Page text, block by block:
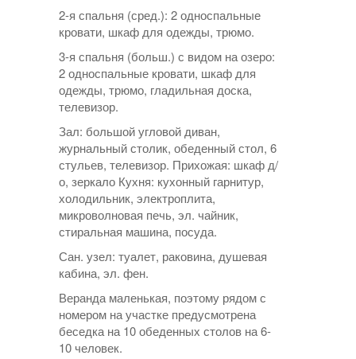
2-я спальня (сред.): 2 односпальные
кровати, шкаф для одежды, трюмо.
3-я спальня (больш.) с видом на озеро:
2 односпальные кровати, шкаф для
одежды, трюмо, гладильная доска,
телевизор.
Зал: большой угловой диван,
журнальный столик, обеденный стол, 6
стульев, телевизор. Прихожая: шкаф д/
о, зеркало Кухня: кухонный гарнитур,
холодильник, электроплита,
микроволновая печь, эл. чайник,
стиральная машина, посуда.
Сан. узел: туалет, раковина, душевая
кабина, эл. фен.
Веранда маленькая, поэтому рядом с
номером на участке предусмотрена
беседка на 10 обеденных столов на 6-
10 человек.